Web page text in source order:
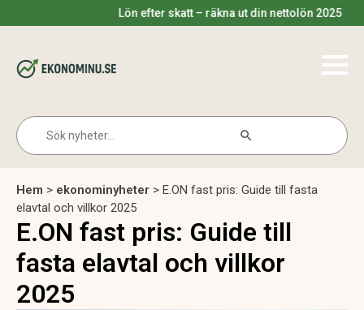
Lön efter skatt – räkna ut din nettolön 2025
for:
Hem > ekonominyheter > E.ON fast pris: Guide till fasta
elavtal och villkor 2025
E.ON fast pris: Guide till
fasta elavtal och villkor
2025